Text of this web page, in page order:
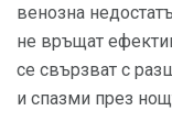
венозна
не връщат
се свързват с
и спазми през